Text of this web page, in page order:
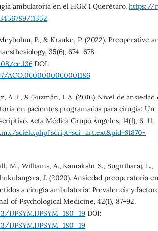
ambulatoria en el HGR 1 Querétaro. https://
11352
P., & Kranke, P. (2022). Preoperative
35(6), 674–678.
ce.136 DOI:
ACO.0000000000001186
A. J., & Guzmán, J. A. (2016). Nivel de ansiedad
en pacientes programados para cirugía: Un
Acta Médica Grupo Ángeles, 14(1), 6–11.
scielo.php?script=sci_arttext&pid=S1870-
M., Williams, A., Kamakshi, S., Sugirtharaj, L.,
J. (2020). Ansiedad preoperatoria en
a cirugía ambulatoria: Prevalencia y
of Psychological Medicine, 42(1), 87–92.
IJPSYM.IJPSYM_180_19 DOI:
IJPSYM.IJPSYM_180_19